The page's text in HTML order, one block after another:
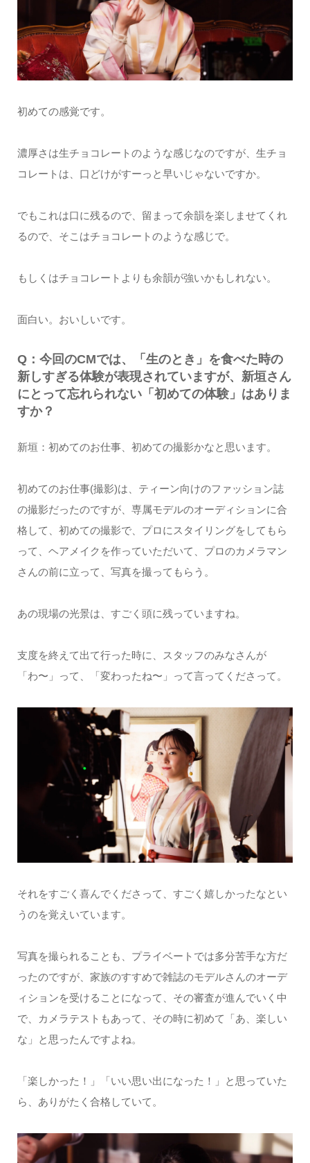
初めての感覚です。
濃厚さは生チョコレートのような感じなのですが、生チョ
コレートは、口どけがすーっと早いじゃないですか。
でもこれは口に残るので、留まって余韻を楽しませてくれ
るので、そこはチョコレートのような感じで。
もしくはチョコレートよりも余韻が強いかもしれない。
面白い。おいしいです。
Q：今回のCMでは、「生のとき」を食べた時の
新しすぎる体験が表現されていますが、新垣さん
にとって忘れられない「初めての体験」はありま
すか？
新垣：初めてのお仕事、初めての撮影かなと思います。
初めてのお仕事(撮影)は、ティーン向けのファッション誌
の撮影だったのですが、専属モデルのオーディションに合
格して、初めての撮影で、プロにスタイリングをしてもら
って、ヘアメイクを作っていただいて、プロのカメラマン
さんの前に立って、写真を撮ってもらう。
あの現場の光景は、すごく頭に残っていますね。
支度を終えて出て行った時に、スタッフのみなさんが
「わ〜」って、「変わったね〜」って言ってくださって。
それをすごく喜んでくださって、すごく嬉しかったなとい
うのを覚えいています。
写真を撮られることも、プライベートでは多分苦手な方だ
ったのですが、家族のすすめで雑誌のモデルさんのオーデ
ィションを受けることになって、その審査が進んでいく中
で、カメラテストもあって、その時に初めて「あ、楽しい
な」と思ったんですよね。
「楽しかった！」「いい思い出になった！」と思っていた
ら、ありがたく合格していて。